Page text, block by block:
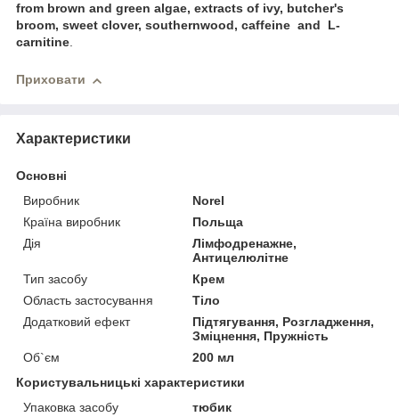
from brown and green algae, extracts of ivy, butcher's
broom, sweet clover, southernwood, caffeine and L-
carnitine.
Приховати
Характеристики
Основні
Виробник
Norel
Країна виробник
Польща
Дія
Лімфодренажне,
Антицелюлітне
Тип засобу
Крем
Область застосування
Тіло
Додатковий ефект
Підтягування, Розгладження,
Зміцнення, Пружність
Об`єм
200 мл
Користувальницькі характеристики
Упаковка засобу
тюбик